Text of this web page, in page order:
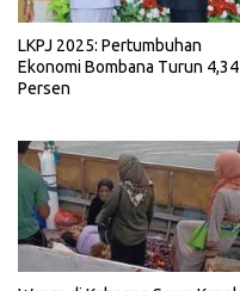
LKPJ 2025: Pertumbuhan
Ekonomi Bombana Turun 4,34
Persen